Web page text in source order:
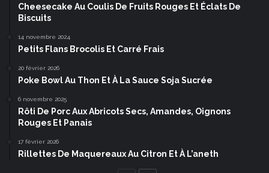
Cheesecake Au Coulis De Fruits Rouges Et Éclats De
Biscuits
14 novembre 2024
Petits Flans Brocolis Et Carré Frais
20 février 2026
Poke Bowl Au Thon Et À La Sauce Soja Sucrée
6 novembre 2025
Rôti De Porc Aux Abricots Secs, Amandes, Oignons
Rouges Et Panais
17 février 2026
Rillettes De Maquereaux Au Citron Et À L’aneth